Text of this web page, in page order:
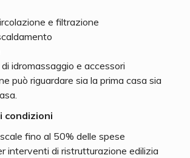
e filtrazione
idromassaggio e accessori
può riguardare sia la prima casa sia
condizioni
fino al 50% delle spese
interventi di ristrutturazione edilizia